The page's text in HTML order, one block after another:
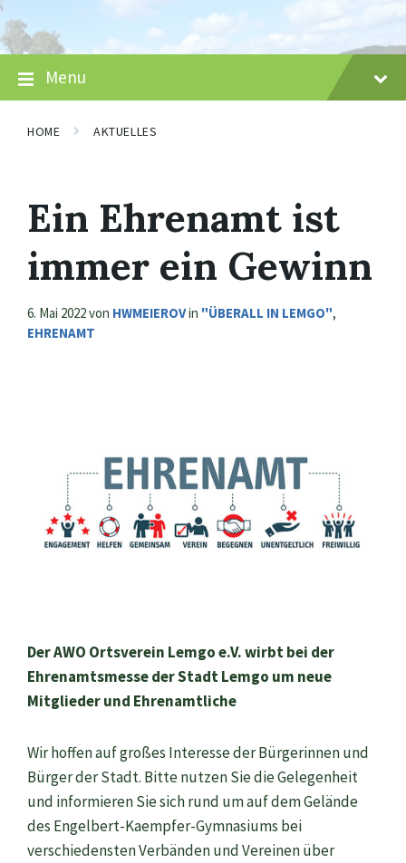
Skip
to
content
Skip
to
main
navigation
Skip
to
footer
Menu
HOME AKTUELLES
Ein Ehrenamt ist
immer ein Gewinn
6. Mai 2022von HWMEIEROVin "ÜBERALL IN LEMGO",
EHRENAMT
Der AWO Ortsverein Lemgo e.V. wirbt bei der
Ehrenamtsmesse der Stadt Lemgo um neue
Mitglieder und Ehrenamtliche
Wir hoffen auf großes Interesse der Bürgerinnen und
Bürger der Stadt. Bitte nutzen Sie die Gelegenheit
und informieren Sie sich rund um auf dem Gelände
des Engelbert-Kaempfer-Gymnasiums bei
verschiedensten Verbänden und Vereinen über